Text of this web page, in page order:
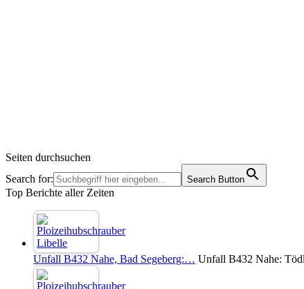
Seiten durchsuchen
Search for:
Search Button
Top Berichte aller Zeiten
Unfall B432 Nahe, Bad Segeberg:… Unfall B432 Nahe: